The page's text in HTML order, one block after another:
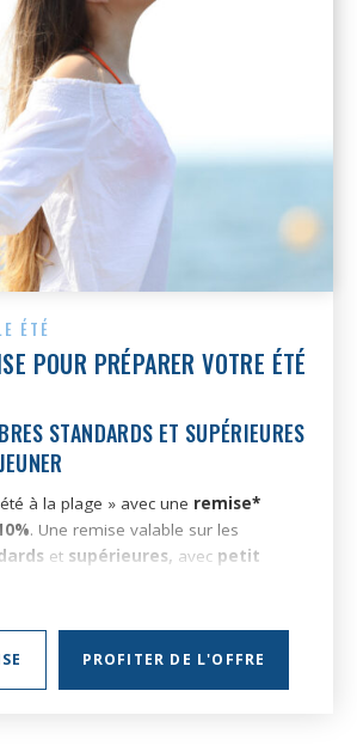
ÉTÉ
POUR PRÉPARER VOTRE ÉTÉ
STANDARDS ET SUPÉRIEURES
à la plage » avec une remise*
. Une remise valable sur les
et supérieures, avec petit
non remboursable. La totalité du
à la réservation.
PROFITER DE L'OFFRE